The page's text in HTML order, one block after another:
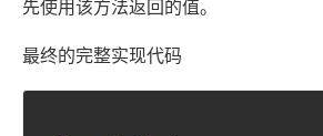
先使用该方法返回的值。
最终的完整实现代码